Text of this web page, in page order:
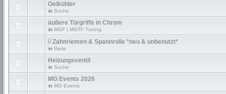
Oelkühler
in Suche
äußere Türgriffe in Chrom
in MGF | MGTF Tuning
Zahnriemen & Spannrolle *neu & unbenutzt*
in Biete
Heizungsventil
in Suche
MG Events 2026
in MG Events